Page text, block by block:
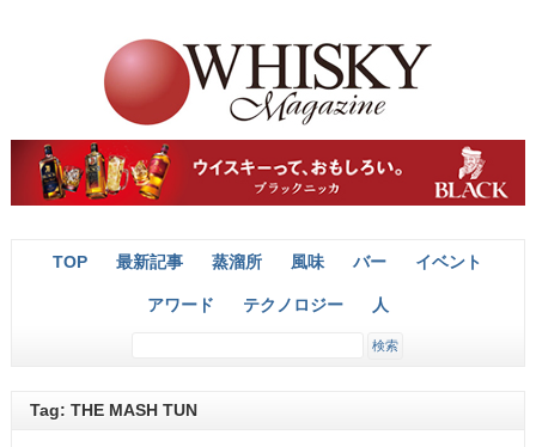
TOP 最新記事 蒸溜所 風味 バー イベント
アワード テクノロジー 人
Tag: THE MASH TUN